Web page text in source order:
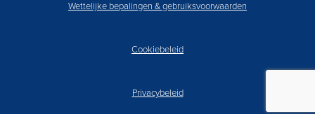
Wettelijke bepalingen & gebruiksvoorwaarden
Cookiebeleid
Privacybeleid